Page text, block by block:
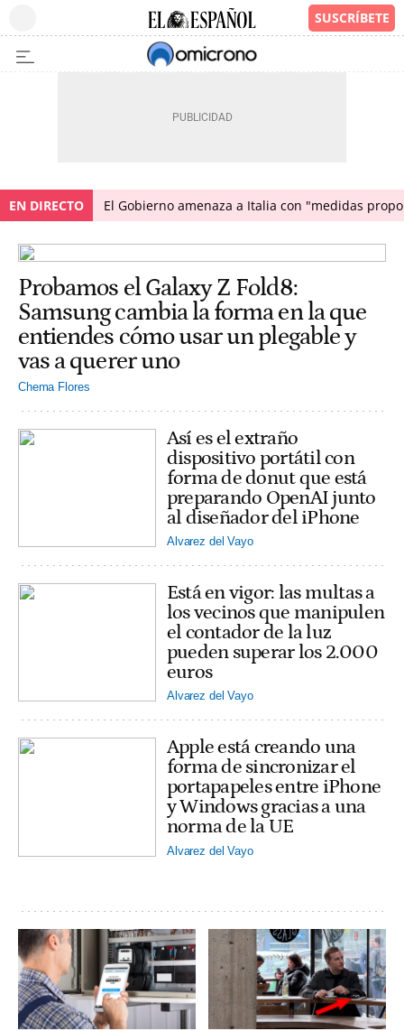
EN DIRECTO El Gobierno amenaza a Italia con "medidas
Probamos el Galaxy Z Fold8:
Samsung cambia la forma en la que
entiendes cómo usar un plegable y
vas a querer uno
Chema Flores
Así es el extraño
dispositivo portátil con
forma de donut que está
preparando OpenAI junto
al diseñador del iPhone
Alvarez del Vayo
Está en vigor: las multas a
los vecinos que manipulen
el contador de la luz
pueden superar los 2.000
euros
Alvarez del Vayo
Apple está creando una
forma de sincronizar el
portapapeles entre iPhone
y Windows gracias a una
norma de la UE
Alvarez del Vayo